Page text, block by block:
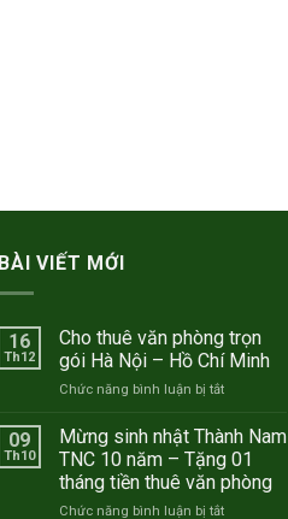
BÀI VIẾT MỚI
16
Th12
Cho thuê văn phòng trọn
gói Hà Nội – Hồ Chí Minh
Chức năng bình luận bị tắtở
thuê
văn
phòng
trọn
gói
09
Th10
Mừng sinh nhật Thành Nam
TNC 10 năm – Tặng 01
tháng tiền thuê văn phòng
Chức năng bình luận bị tắtở